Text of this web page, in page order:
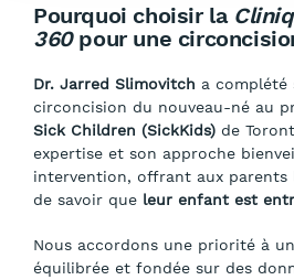
Pourquoi choisir la
360pour une
Dr. Jarred Slimovitch a complété
circoncision du nouveau-né au
Sick Children (SickKids) de
expertise et son approche
intervention, offrant aux parents
de savoir que leur enfant est
Nous accordons une priorité à
équilibrée et fondée sur des